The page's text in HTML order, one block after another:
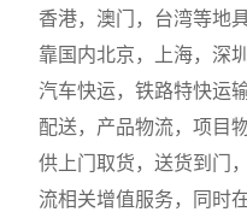
香港，澳门，台湾等地
靠国内北京，上海，深
汽车快运，铁路特快运
配送，产品物流，项目
供上门取货，送货到门
流相关增值服务，同时